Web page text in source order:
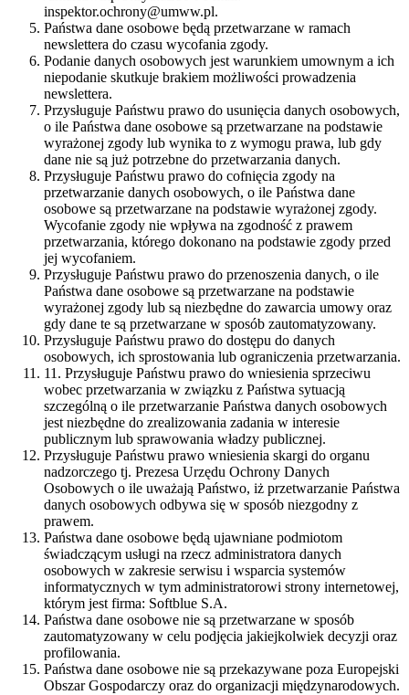
inspektor.ochrony@umww.pl.
Państwa dane osobowe będą przetwarzane w ramach
newslettera do czasu wycofania zgody.
Podanie danych osobowych jest warunkiem umownym a ich
niepodanie skutkuje brakiem możliwości prowadzenia
newslettera.
Przysługuje Państwu prawo do usunięcia danych osobowych,
o ile Państwa dane osobowe są przetwarzane na podstawie
wyrażonej zgody lub wynika to z wymogu prawa, lub gdy
dane nie są już potrzebne do przetwarzania danych.
Przysługuje Państwu prawo do cofnięcia zgody na
przetwarzanie danych osobowych, o ile Państwa dane
osobowe są przetwarzane na podstawie wyrażonej zgody.
Wycofanie zgody nie wpływa na zgodność z prawem
przetwarzania, którego dokonano na podstawie zgody przed
jej wycofaniem.
Przysługuje Państwu prawo do przenoszenia danych, o ile
Państwa dane osobowe są przetwarzane na podstawie
wyrażonej zgody lub są niezbędne do zawarcia umowy oraz
gdy dane te są przetwarzane w sposób zautomatyzowany.
Przysługuje Państwu prawo do dostępu do danych
osobowych, ich sprostowania lub ograniczenia przetwarzania.
11. Przysługuje Państwu prawo do wniesienia sprzeciwu
wobec przetwarzania w związku z Państwa sytuacją
szczególną o ile przetwarzanie Państwa danych osobowych
jest niezbędne do zrealizowania zadania w interesie
publicznym lub sprawowania władzy publicznej.
Przysługuje Państwu prawo wniesienia skargi do organu
nadzorczego tj. Prezesa Urzędu Ochrony Danych
Osobowych o ile uważają Państwo, iż przetwarzanie Państwa
danych osobowych odbywa się w sposób niezgodny z
prawem.
Państwa dane osobowe będą ujawniane podmiotom
świadczącym usługi na rzecz administratora danych
osobowych w zakresie serwisu i wsparcia systemów
informatycznych w tym administratorowi strony internetowej,
którym jest firma: Softblue S.A.
Państwa dane osobowe nie są przetwarzane w sposób
zautomatyzowany w celu podjęcia jakiejkolwiek decyzji oraz
profilowania.
Państwa dane osobowe nie są przekazywane poza Europejski
Obszar Gospodarczy oraz do organizacji międzynarodowych.